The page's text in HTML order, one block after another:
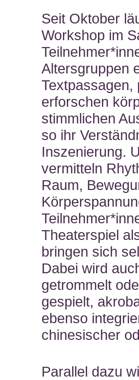
Seit Oktober
Workshop im
Altersgruppen
Textpassagen,
erforschen
stimmlichen
so ihr
Inszenierung.
vermitteln
Raum,
Theaterspiel
bringen sich
Dabei wird
getrommelt
gespielt,
ebenso
chinesischer
Parallel dazu